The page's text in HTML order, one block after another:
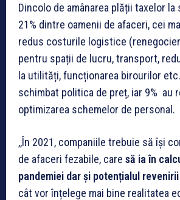
Dincolo de amânarea plății taxelor
21% dintre oamenii de afaceri, cei
redus costurile logistice
pentru spații de lucru, transport,
la utilități, funcționarea birourilor
schimbat politica de preț, iar 9% au
optimizarea schemelor de personal.
,,În 2021, companiile trebuie să își
de afaceri fezabile, care să ia în
pandemiei dar și potențialul
cât vor înțelege mai bine realitatea